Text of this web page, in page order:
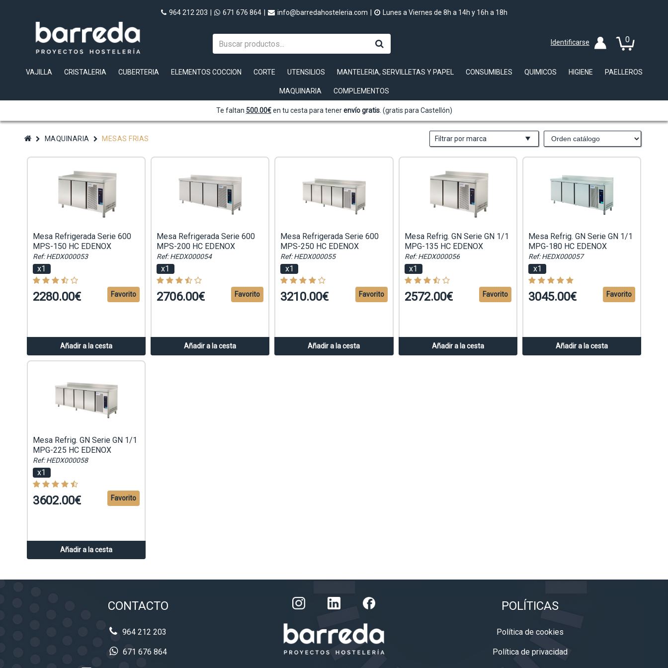
964 212 203 671 676 864 info@barredahosteleria.com Lunes a Viernes de 8h a 14h y 16h a 18h
0
Identificarse
VAJILLA CRISTALERIA CUBERTERIA ELEMENTOS COCCION CORTE UTENSILIOS MANTELERIA, SERVILLETAS Y PAPEL CONSUMIBLES QUIMICOS HIGIENE PAELLEROS
MAQUINARIA COMPLEMENTOS
Te faltan 500.00€en tu cesta para tenerenvío gratis. (gratis para Castellón)
Filtrar por marca
MAQUINARIA MESAS FRIAS
Mesa Refrigerada Serie 600
MPS-150 HC EDENOX
Ref: HEDX000053
x1
2280.00€
Añadir a la cesta
Favorito
Mesa Refrigerada Serie 600
MPS-200 HC EDENOX
Ref: HEDX000054
x1
2706.00€
Añadir a la cesta
Favorito
Mesa Refrigerada Serie 600
MPS-250 HC EDENOX
Ref: HEDX000055
x1
3210.00€
Añadir a la cesta
Favorito
Mesa Refrig. GN Serie GN 1/1
MPG-135 HC EDENOX
Ref: HEDX000056
x1
2572.00€
Añadir a la cesta
Favorito
Mesa Refrig. GN Serie GN 1/1
MPG-180 HC EDENOX
Ref: HEDX000057
x1
3045.00€
Añadir a la cesta
Favorito
Mesa Refrig. GN Serie GN 1/1
MPG-225 HC EDENOX
Ref: HEDX000058
x1
3602.00€
Añadir a la cesta
Favorito
CONTACTO
964 212 203
671 676 864
POLÍTICAS
Política de cookies
Política de privacidad